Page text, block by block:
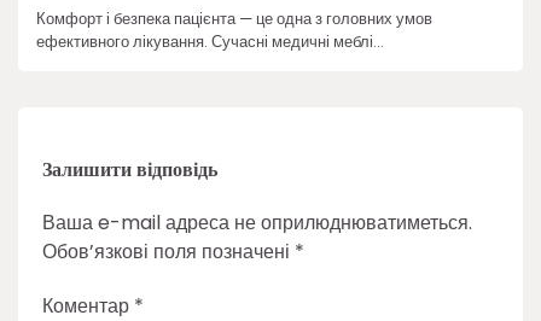
Комфорт і безпека пацієнта — це одна з головних умов
ефективного лікування. Сучасні медичні меблі…
Залишити відповідь
Ваша e-mail адреса не оприлюднюватиметься.
Обов’язкові поля позначені *
Коментар *